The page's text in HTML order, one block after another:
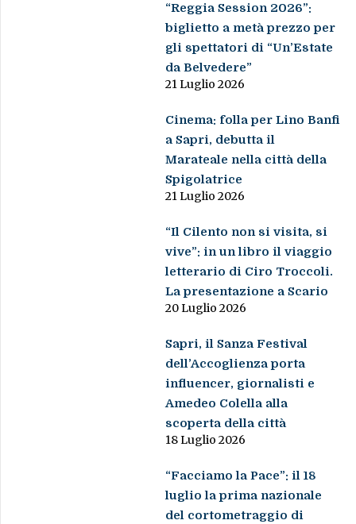
“Reggia Session 2026”:
biglietto a metà prezzo per
gli spettatori di “Un’Estate
da Belvedere”
21 Luglio 2026
Cinema: folla per Lino Banfi
a Sapri, debutta il
Marateale nella città della
Spigolatrice
21 Luglio 2026
“Il Cilento non si visita, si
vive”: in un libro il viaggio
letterario di Ciro Troccoli.
La presentazione a Scario
20 Luglio 2026
Sapri, il Sanza Festival
dell’Accoglienza porta
influencer, giornalisti e
Amedeo Colella alla
scoperta della città
18 Luglio 2026
“Facciamo la Pace”: il 18
luglio la prima nazionale
del cortometraggio di